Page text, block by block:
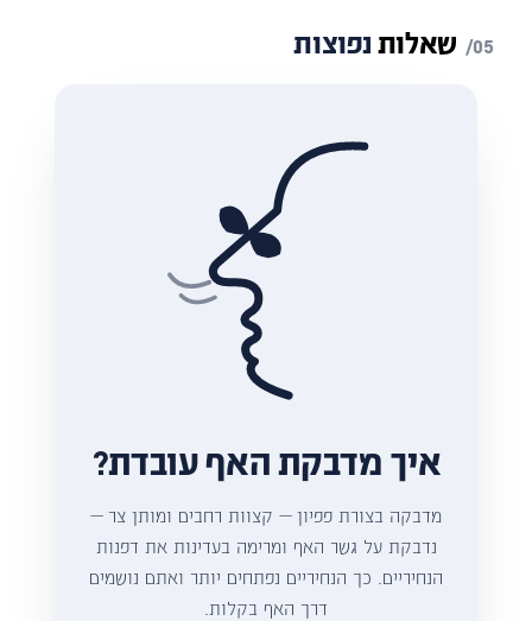
שאלותנפוצות
איך מדבקת האף עובדת?
מדבקה בצורת פפיון — קצוות רחבים ומותן צר —
נדבקת על גשר האף ומרימה בעדינות את דפנות
הנחיריים. כך הנחיריים נפתחים יותר ואתם נושמים
דרך האף בקלות.